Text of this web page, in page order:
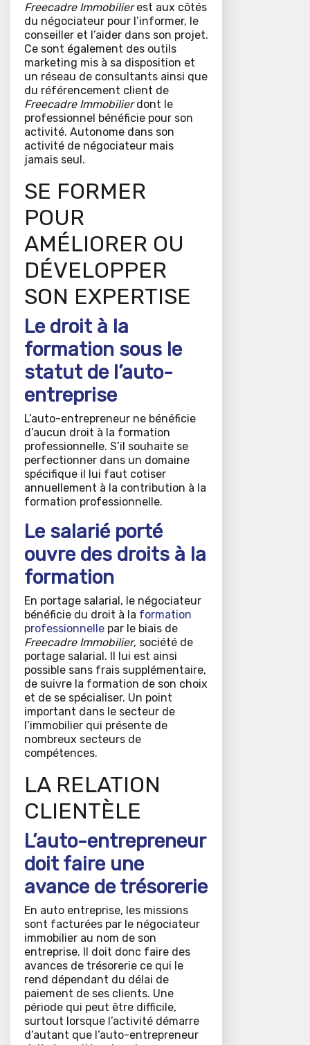
Freecadre Immobilierest aux côtés
du négociateur pour l’informer, le
conseiller et l’aider dans son projet.
Ce sont également des outils
marketing mis à sa disposition et
un réseau de consultants ainsi que
du référencement client de
Freecadre Immobilierdont le
professionnel bénéficie pour son
activité. Autonome dans son
activité de négociateur mais
jamais seul.
SE FORMER
POUR
AMÉLIORER OU
DÉVELOPPER
SON EXPERTISE
Le droit à la
formation sous le
statut de l’auto-
entreprise
L’auto-entrepreneur ne bénéficie
d’aucun droit à la formation
professionnelle. S’il souhaite se
perfectionner dans un domaine
spécifique il lui faut cotiser
annuellement à la contribution à la
formation professionnelle.
Le salarié porté
ouvre des droits à la
formation
En portage salarial, le négociateur
bénéficie du droit à la formation
professionnelle par le biais de
Freecadre Immobilier, société de
portage salarial. Il lui est ainsi
possible sans frais supplémentaire,
de suivre la formation de son choix
et de se spécialiser. Un point
important dans le secteur de
l’immobilier qui présente de
nombreux secteurs de
compétences.
LA RELATION
CLIENTÈLE
L’auto-entrepreneur
doit faire une
avance de trésorerie
En auto entreprise, les missions
sont facturées par le négociateur
immobilier au nom de son
entreprise. Il doit donc faire des
avances de trésorerie ce qui le
rend dépendant du délai de
paiement de ses clients. Une
période qui peut être difficile,
surtout lorsque l’activité démarre
d’autant que l’auto-entrepreneur